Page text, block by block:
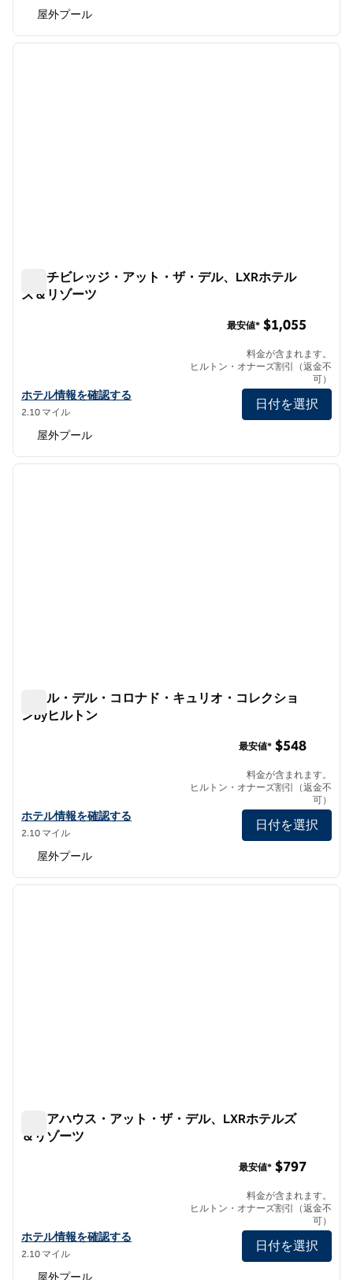
屋外プール
1/9
次の
ビーチビレッジ・アット・ザ・デル、LXRホテル
ズ＆リゾーツ
ザ・デルのビーチビレッジ、LXRホテルズ＆リゾーツの詳細を見る
ホテル情報を確認する
2.10 マイル
最安値* $1,055
料金が含まれます。
ヒルトン・オナーズ割引（返金不
可）
日付を選択
屋外プール
1/12
次の
ホテル・デル・コロナド・キュリオ・コレクショ
ンbyヒルトン
ホテル・デル・コロナド・キュリオ・コレクションbyヒルトンの
ホテル情報を確認する
2.10 マイル
最安値* $548
料金が含まれます。
ヒルトン・オナーズ割引（返金不
可）
日付を選択
屋外プール
1/11
次の
ショアハウス・アット・ザ・デル、LXRホテルズ
＆リゾーツ
ザ・デルのショア・ハウス、LXRホテルズ＆リゾーツの詳細を見る
ホテル情報を確認する
2.10 マイル
最安値* $797
料金が含まれます。
ヒルトン・オナーズ割引（返金不
可）
日付を選択